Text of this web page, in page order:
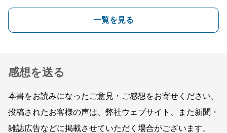
一覧を見る
感想を送る
本書をお読みになったご意見・ご感想をお寄せください。
投稿されたお客様の声は、弊社ウェブサイト、また新聞・
雑誌広告などに掲載させていただく場合がございます。